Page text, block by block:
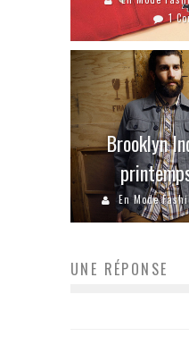
1
Brooklyn
En Mode
UNE RÉPONSE